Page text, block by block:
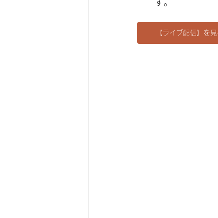
す。
【ライブ配信】を